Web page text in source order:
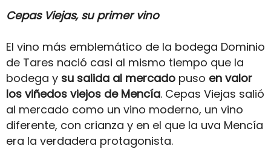
Cepas Viejas, su primer vino
El vino más emblemático de la bodega Dominio
de Tares nació casi al mismo tiempo que la
bodega y su salida al mercado puso en valor
los viñedos viejos de Mencía. Cepas Viejas salió
al mercado como un vino moderno, un vino
diferente, con crianza y en el que la uva Mencía
era la verdadera protagonista.